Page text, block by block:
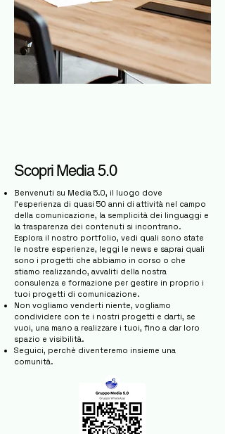
Scopri Media 5.0
Benvenuti su Media 5.0, il luogo dove
l'esperienza di quasi 50 anni di attività nel campo
della comunicazione, la semplicità dei linguaggi e
la trasparenza dei contenuti si incontrano.
Esplora il nostro portfolio, vedi quali sono state
le nostre esperienze, leggi le news e saprai quali
sono i progetti che abbiamo in corso o che
stiamo realizzando, avvaliti della nostra
consulenza e formazione per gestire in proprio i
tuoi progetti di comunicazione.
Non vogliamo venderti niente, vogliamo
condividere con te i nostri progetti e darti, se
vuoi, una mano a realizzare i tuoi, fino a dar loro
spazio e visibilità.
Seguici, perchè diventeremo insieme una
comunità.